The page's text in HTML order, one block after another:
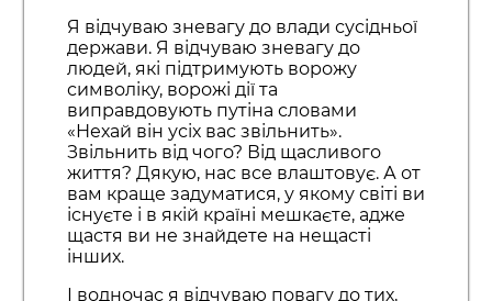
Я відчуваю зневагу до влади сусідньої
держави. Я відчуваю зневагу до
людей, які підтримують ворожу
символіку, ворожі дії та
виправдовують путіна словами
«Нехай він усіх вас звільнить».
Звільнить від чого? Від щасливого
життя? Дякую, нас все влаштовує. А от
вам краще задуматися, у якому світі ви
існуєте і в якій країні мешкаєте, адже
щастя ви не знайдете на нещасті
інших.
І водночас я відчуваю повагу до тих,